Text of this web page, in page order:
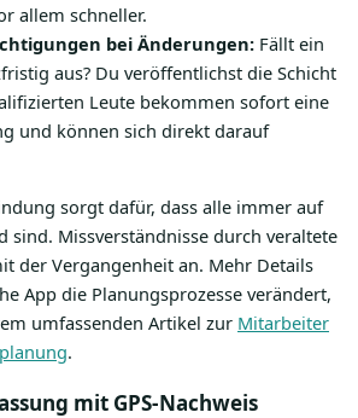
allem schneller.
bei Änderungen: Fällt ein
aus? Du veröffentlichst die Schicht
Leute bekommen sofort eine
und können sich direkt darauf
sorgt dafür, dass alle immer auf
sind. Missverständnisse durch veraltete
der Vergangenheit an. Mehr Details
App die Planungsprozesse verändert,
umfassenden Artikel zur Mitarbeiter
.
mit GPS-Nachweis